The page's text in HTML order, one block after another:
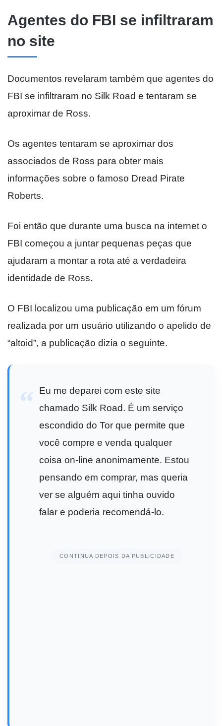
Agentes do FBI se infiltraram
no site
Documentos revelaram também que agentes do
FBI se infiltraram no Silk Road e tentaram se
aproximar de Ross.
Os agentes tentaram se aproximar dos
associados de Ross para obter mais
informações sobre o famoso Dread Pirate
Roberts.
Foi então que durante uma busca na internet o
FBI começou a juntar pequenas peças que
ajudaram a montar a rota até a verdadeira
identidade de Ross.
O FBI localizou uma publicação em um fórum
realizada por um usuário utilizando o apelido de
“altoid”, a publicação dizia o seguinte.
Eu me deparei com este site
chamado Silk Road. É um serviço
escondido do Tor que permite que
você compre e venda qualquer
coisa on-line anonimamente. Estou
pensando em comprar, mas queria
ver se alguém aqui tinha ouvido
falar e poderia recomendá-lo.
CONTINUA DEPOIS DA PUBLICIDADE